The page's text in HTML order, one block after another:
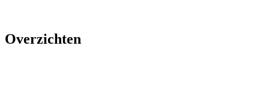
Overzichten